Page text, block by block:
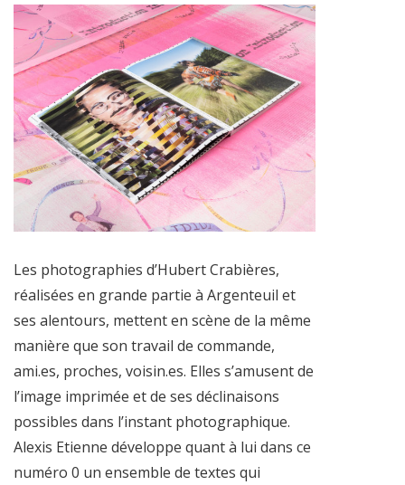
Les photographies d’Hubert Crabières,
réalisées en grande partie à Argenteuil et
ses alentours, mettent en scène de la même
manière que son travail de commande,
ami.es, proches, voisin.es. Elles s’amusent de
l’image imprimée et de ses déclinaisons
possibles dans l’instant photographique.
Alexis Etienne développe quant à lui dans ce
numéro 0 un ensemble de textes qui